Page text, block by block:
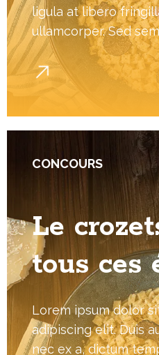
ligula at libero
ullamcorper. Sed
CONCOURS
Le
tous ces
Lorem ipsum dolor
adipiscing elit. Duis
nec ex a, dictum